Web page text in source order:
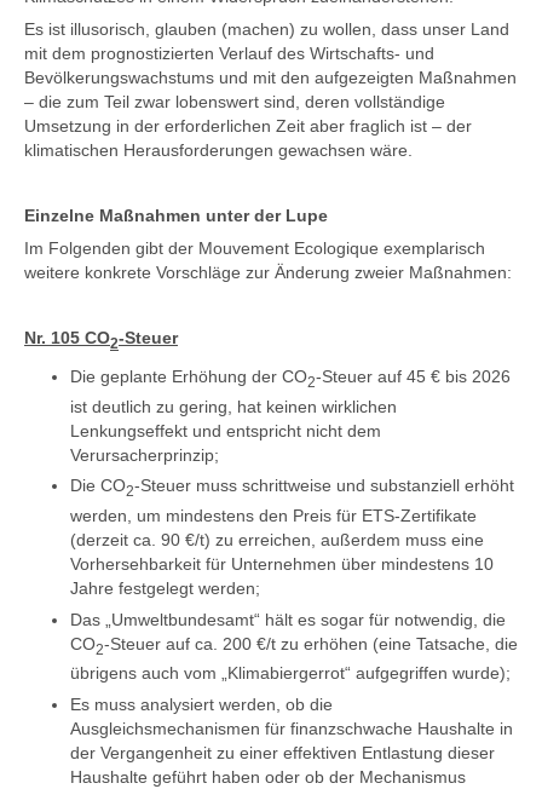
Es ist illusorisch, glauben (machen) zu wollen, dass unser Land
mit dem prognostizierten Verlauf des Wirtschafts- und
Bevölkerungswachstums und mit den aufgezeigten Maßnahmen
– die zum Teil zwar lobenswert sind, deren vollständige
Umsetzung in der erforderlichen Zeit aber fraglich ist – der
klimatischen Herausforderungen gewachsen wäre.
Einzelne Maßnahmen unter der Lupe
Im Folgenden gibt der Mouvement Ecologique exemplarisch
weitere konkrete Vorschläge zur Änderung zweier Maßnahmen:
Nr. 105 CO2-Steuer
Die geplante Erhöhung der CO2-Steuer auf 45 € bis 2026
ist deutlich zu gering, hat keinen wirklichen
Lenkungseffekt und entspricht nicht dem
Verursacherprinzip;
Die CO2-Steuer muss schrittweise und substanziell erhöht
werden, um mindestens den Preis für ETS-Zertifikate
(derzeit ca. 90 €/t) zu erreichen, außerdem muss eine
Vorhersehbarkeit für Unternehmen über mindestens 10
Jahre festgelegt werden;
Das „Umweltbundesamt“ hält es sogar für notwendig, die
CO2-Steuer auf ca. 200 €/t zu erhöhen (eine Tatsache, die
übrigens auch vom „Klimabiergerrot“ aufgegriffen wurde);
Es muss analysiert werden, ob die
Ausgleichsmechanismen für finanzschwache Haushalte in
der Vergangenheit zu einer effektiven Entlastung dieser
Haushalte geführt haben oder ob der Mechanismus